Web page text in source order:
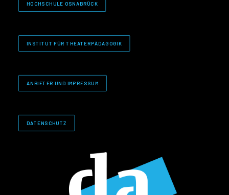
HOCHSCHULE OSNABRÜCK
INSTITUT FÜR THEATERPÄDAGOGIK
ANBIETER UND IMPRESSUM
DATENSCHUTZ